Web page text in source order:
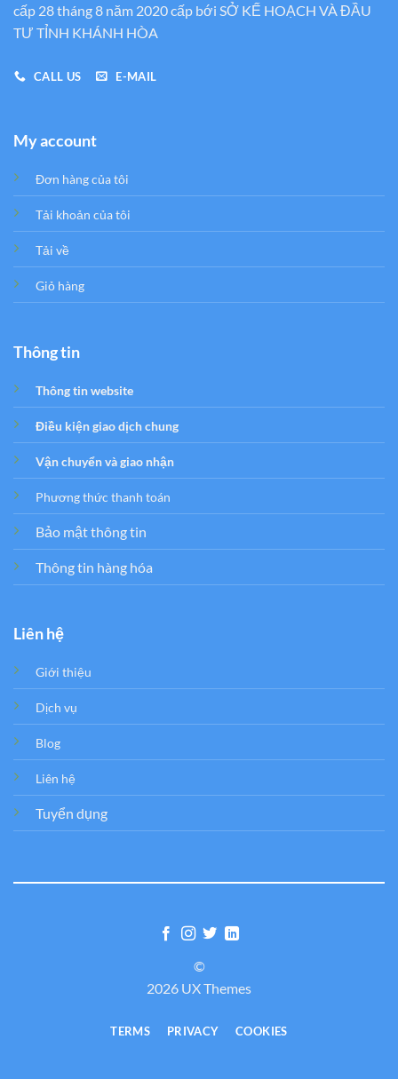
cấp 28 tháng 8 năm 2020 cấp bới SỞ KẾ HOẠCH VÀ ĐẦU
TƯ TỈNH KHÁNH HÒA
CALL US E-MAIL
My account
Đơn hàng của tôi
Tải khoản của tôi
Tải về
Giỏ hàng
Thông tin
Thông tin website
Điều kiện giao dịch chung
Vận chuyển và giao nhận
Phương thức thanh toán
Bảo mật thông tin
Thông tin hàng hóa
Liên hệ
Giới thiệu
Dịch vụ
Blog
Liên hệ
Tuyển dụng
©
2026 UX Themes
TERMS PRIVACY COOKIES